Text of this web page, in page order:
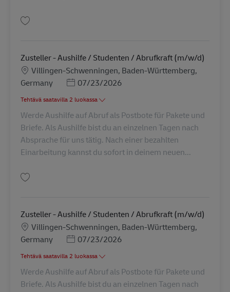
Zusteller - Aushilfe / Studenten / Abrufkraft (m/w/d)
Sijainti
Villingen-Schwenningen, Baden-Württemberg,
Germany
Posted Date
07/23/2026
Tehtävä saatavilla 2 luokassa
Werde Aushilfe auf Abruf als Postbote für Pakete und
Briefe. Als Aushilfe bist du an einzelnen Tagen nach
Absprache für uns tätig. Nach einer bezahlten
Einarbeitung kannst du sofort in deinem neuen...
Zusteller - Aushilfe / Studenten / Abrufkraft (m/w/d)
Sijainti
Villingen-Schwenningen, Baden-Württemberg,
Germany
Posted Date
07/23/2026
Tehtävä saatavilla 2 luokassa
Werde Aushilfe auf Abruf als Postbote für Pakete und
Briefe. Als Aushilfe bist du an einzelnen Tagen nach